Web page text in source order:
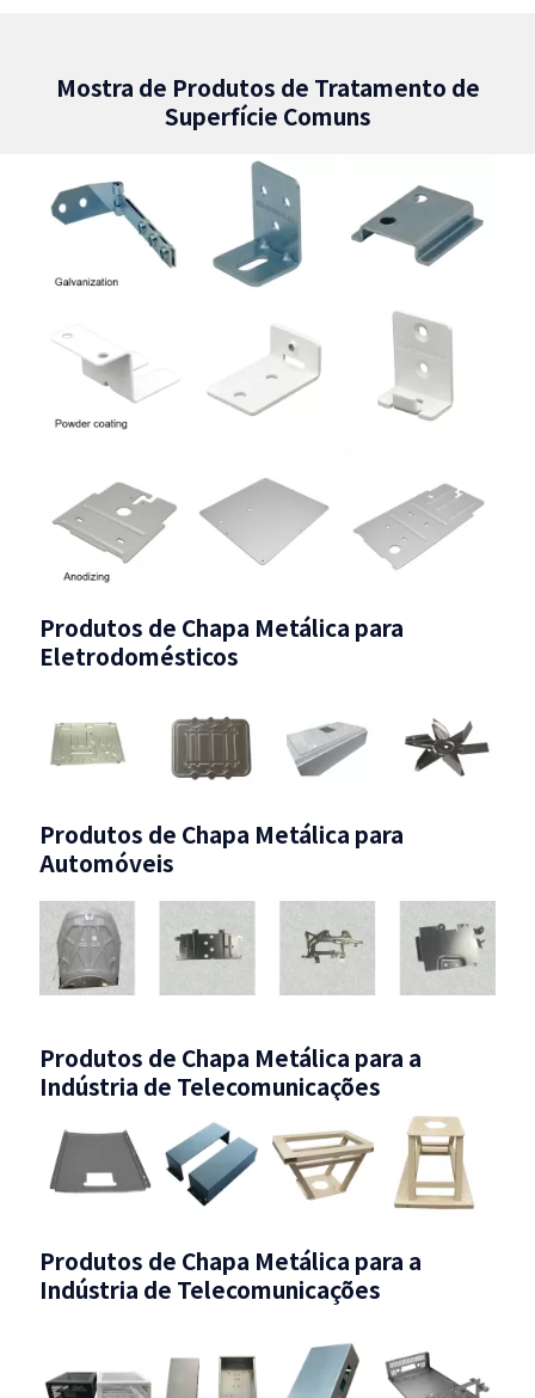
Mostra de Produtos de Tratamento de
Superfície Comuns
Produtos de Chapa Metálica para
Eletrodomésticos
Produtos de Chapa Metálica para
Automóveis
Produtos de Chapa Metálica para a
Indústria de Telecomunicações
Produtos de Chapa Metálica para a
Indústria de Telecomunicações